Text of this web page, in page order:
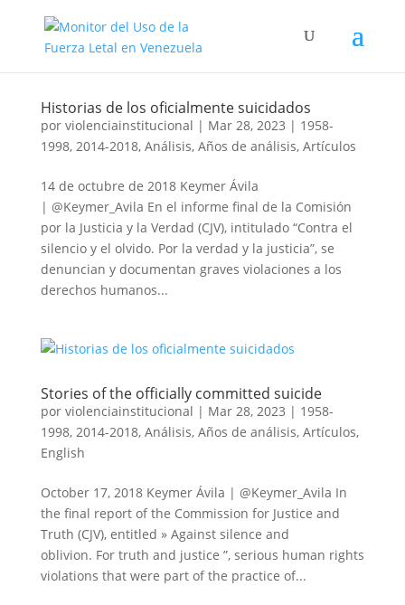
Historias de los oficialmente suicidados
por violenciainstitucional | Mar 28, 2023 | 1958-
1998, 2014-2018, Análisis, Años de análisis, Artículos
14 de octubre de 2018 Keymer Ávila
| @Keymer_Avila En el informe final de la Comisión
por la Justicia y la Verdad (CJV), intitulado “Contra el
silencio y el olvido. Por la verdad y la justicia”, se
denuncian y documentan graves violaciones a los
derechos humanos...
Stories of the officially committed suicide
por violenciainstitucional | Mar 28, 2023 | 1958-
1998, 2014-2018, Análisis, Años de análisis, Artículos,
English
October 17, 2018 Keymer Ávila | @Keymer_Avila In
the final report of the Commission for Justice and
Truth (CJV), entitled » Against silence and
oblivion. For truth and justice ”, serious human rights
violations that were part of the practice of...